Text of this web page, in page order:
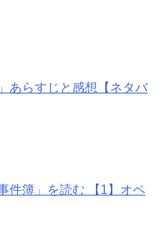
あらすじと感想【ネタバ
件簿」を読む 【1】オペ